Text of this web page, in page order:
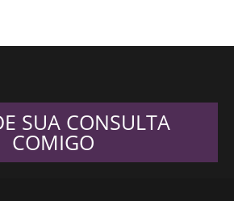
SUA CONSULTA
COMIGO